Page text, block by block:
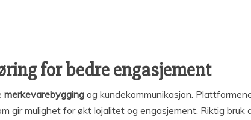
for bedre engasjement
merkevarebygging og kundekommunikasjon.
gir mulighet for økt lojalitet og engasjement. Riktig bruk